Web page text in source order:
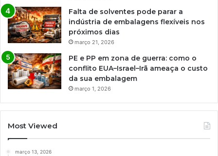
Falta de solventes pode parar a
indústria de embalagens flexíveis nos
próximos dias
março 21, 2026
PE e PP em zona de guerra: como o
conflito EUA–Israel–Irã ameaça o custo
da sua embalagem
março 1, 2026
Most Viewed
março 13, 2026